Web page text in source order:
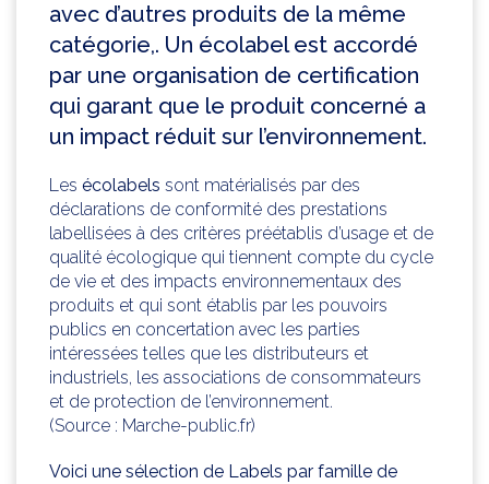
avec d’autres produits de la même
catégorie,. Un écolabel est accordé
par une organisation de certification
qui garant que le produit concerné a
un impact réduit sur l’environnement.
Les écolabels sont matérialisés par des
déclarations de conformité des prestations
labellisées à des critères préétablis d’usage et de
qualité écologique qui tiennent compte du cycle
de vie et des impacts environnementaux des
produits et qui sont établis par les pouvoirs
publics en concertation avec les parties
intéressées telles que les distributeurs et
industriels, les associations de consommateurs
et de protection de l’environnement.
(Source : Marche-public.fr)
Voici une sélection de Labels par famille de